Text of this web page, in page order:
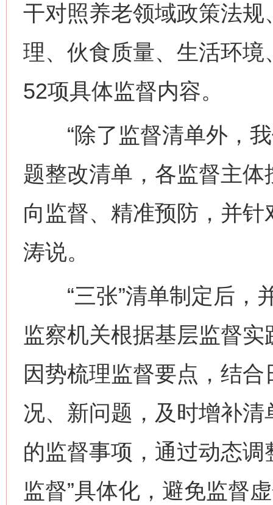
干对照养老领域政策法
理、伙食质量、生活环
52项具体监督内容。
“除了监督清单外，我
题整改清单，各监督主
向监督、精准预防，并
涛说。
“三张”清单制定后，
监察机关根据基层监督
因势梳理监督要点，结
况、新问题，及时增补
的监督事项，通过动态调
监督”具体化，避免监督